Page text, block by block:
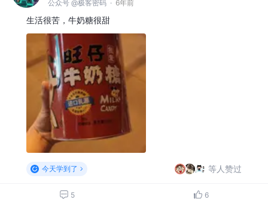
公众号 @极客密码 · 6年前
生活很苦，牛奶糖很甜
今天学到了 等人赞过
5 6